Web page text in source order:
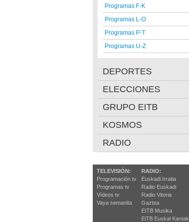
Programas F-K
Programas L-O
Programas P-T
Programas U-Z
DEPORTES
ELECCIONES
GRUPO EITB
KOSMOS
RADIO
TELEVISIÓN:
Programación tv
Programas tv
Vídeos tv
Vaya semanita
RADIO:
Euskadi Irratia
Radio Euskadi
Radio Vitoria
Gaztea
EITB Musika
EiTB Euskal Kantak